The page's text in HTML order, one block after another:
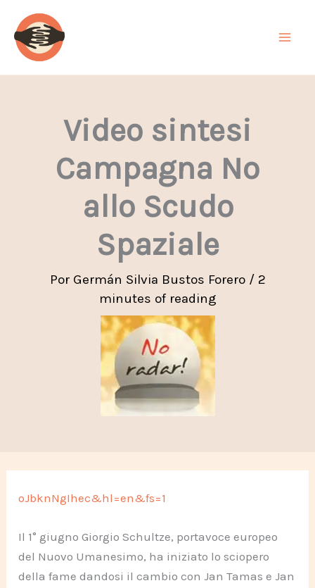
contenido
Video sintesi
Campagna No
allo Scudo
Spaziale
Por Germán Silvia Bustos Forero / 2
minutes of reading
oJbknNgIhec&hl=en&fs=1
Il 1° giugno Giorgio Schultze, portavoce europeo
del Nuovo Umanesimo, ha iniziato lo sciopero
della fame dandosi il cambio con Jan Tamas e Jan